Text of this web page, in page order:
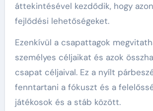
áttekintésével kezdődik, hogy
fejlődési lehetőségeket.
Ezenkívül a csapattagok
személyes céljaikat és azok
csapat céljaival. Ez a nyílt
fenntartani a fókuszt és a
játékosok és a stáb között.